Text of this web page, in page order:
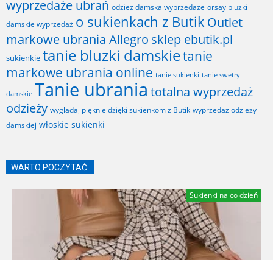
wyprzedaże ubrań odzież damska wyprzedaże orsay bluzki
damskie wyprzedaż o sukienkach z Butik Outlet
markowe ubrania Allegro sklep ebutik.pl
sukienkie tanie bluzki damskietanie
markowe ubrania online tanie sukienki tanie swetry
damskie Tanie ubrania totalna wyprzedaż
odzieży wyglądaj pięknie dzięki sukienkom z Butik wyprzedaż odzieży
damskiej włoskie sukienki
WARTO POCZYTAĆ:
Sukienki na co dzień